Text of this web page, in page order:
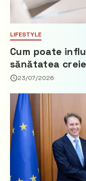
LIFESTYLE
Cum poate
sănătatea
23/07/2026